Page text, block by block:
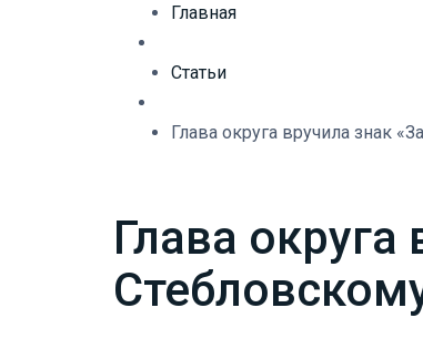
Главная
Статьи
Глава округа вручила знак
Глава округа